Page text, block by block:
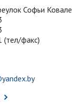
Софьи
факс)